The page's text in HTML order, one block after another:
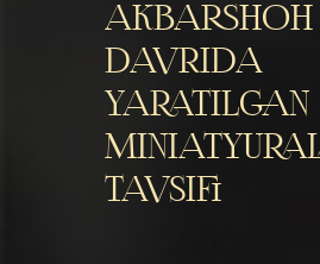
AKBARSHOH
DAVRIDA
YARATILGAN
TAVSIFI